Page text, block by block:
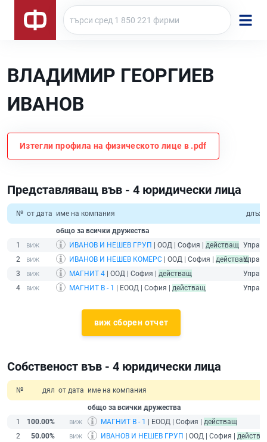
ВЛАДИМИР ГЕОРГИЕВ
ИВАНОВ
Изтегли профила на физическото лице в .pdf
Представляващ във - 4 юридически лица
№ от дата име на компания
общо за всички дружества
1
ИВАНОВ И НЕШЕВ ГРУП | ООД | София | действащ
2
ИВАНОВ И НЕШЕВ КОМЕРС | ООД | София | действащ
3
МАГНИТ 4 | ООД | София | действащ
4
МАГНИТ В - 1 | ЕООД | София | действащ
виж сборен отчет
Собственост във - 4 юридически лица
№ дял от дата име на компания
общо за всички дружества
1
100.00% МАГНИТ В - 1 | ЕООД | София | действащ
2
50.00% ИВАНОВ И НЕШЕВ ГРУП | ООД | София |